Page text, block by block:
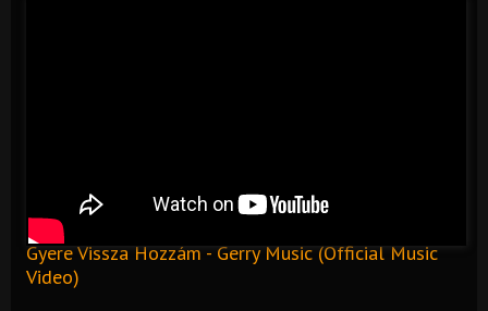
Gyere Vissza Hozzám - Gerry Music (Official Music
Video)